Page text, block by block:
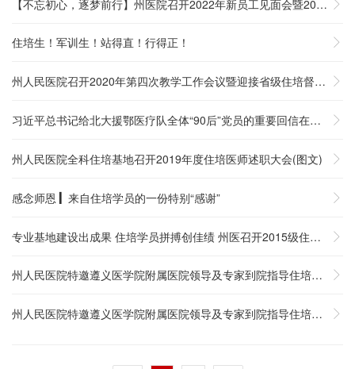
【不忘初心，逐梦前行】州医院召开2022年新员工见面会暨2022级

住培生！军训生！站得直！行得正！ 
州人民医院召开2020年第四次教学工作会议暨迎接省级住培督导检查

习近平总书记给北大援鄂医疗队全体“90后”党员的重要回信在州医住

州人民医院全科住培基地召开2019年度住培医师述职大会(图文) 
感念师恩 ▎来自住培学员的一份特别“感谢” 
专业基地建设出成果 住培学员拼搏创佳绩 州医召开2015级住培结业

州人民医院特邀遵义医学院附属医院领导及专家到院指导住培工作 
州人民医院特邀遵义医学院附属医院领导及专家到院指导住培工作 